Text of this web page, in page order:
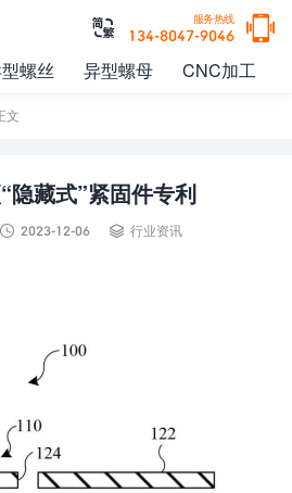
服务热线
134-8047-9046 

螺丝 异型螺母 CNC加工
文
隐藏式”紧固件专利
 2023-12-06  行业资讯